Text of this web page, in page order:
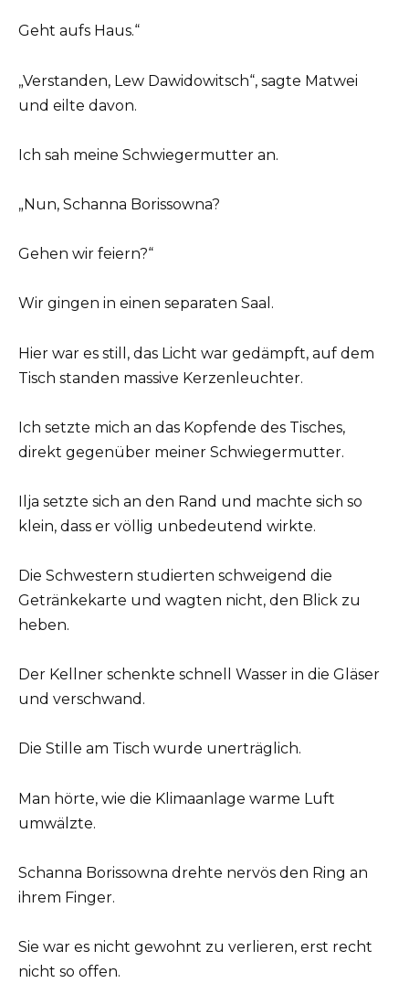
Geht aufs Haus.“
„Verstanden, Lew Dawidowitsch“, sagte Matwei
und eilte davon.
Ich sah meine Schwiegermutter an.
„Nun, Schanna Borissowna?
Gehen wir feiern?“
Wir gingen in einen separaten Saal.
Hier war es still, das Licht war gedämpft, auf dem
Tisch standen massive Kerzenleuchter.
Ich setzte mich an das Kopfende des Tisches,
direkt gegenüber meiner Schwiegermutter.
Ilja setzte sich an den Rand und machte sich so
klein, dass er völlig unbedeutend wirkte.
Die Schwestern studierten schweigend die
Getränkekarte und wagten nicht, den Blick zu
heben.
Der Kellner schenkte schnell Wasser in die Gläser
und verschwand.
Die Stille am Tisch wurde unerträglich.
Man hörte, wie die Klimaanlage warme Luft
umwälzte.
Schanna Borissowna drehte nervös den Ring an
ihrem Finger.
Sie war es nicht gewohnt zu verlieren, erst recht
nicht so offen.